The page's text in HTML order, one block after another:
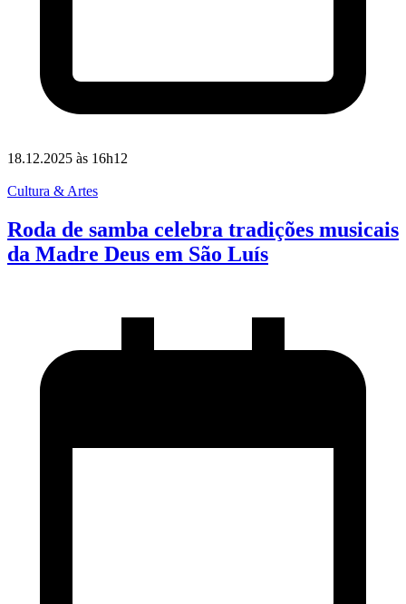
18.12.2025 às 16h12
Cultura & Artes
Roda de samba celebra tradições musicais
da Madre Deus em São Luís